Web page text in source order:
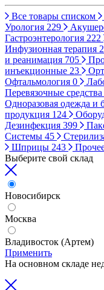
Все товары списком
Урология 229
Гастроэнтерология 222
Инфузионная терапия
и реанимация 705
инъекционные 23
Офтальмология 0
Перевязочные средства
Одноразовая одежда и
продукция 124
Дезинфекция 399
Системы 45
Шприцы 243
Выберите свой склад
Новосибирск
Москва
Владивосток (Артем)
Применить
На основном складе